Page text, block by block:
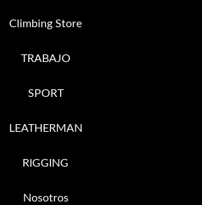
Climbing Store
TRABAJO
SPORT
LEATHERMAN
RIGGING
Nosotros